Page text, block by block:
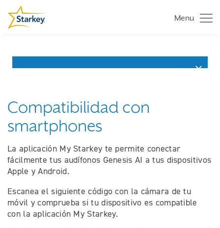
Menu
Compatibilidad con
smartphones
La aplicación My Starkey te permite conectar
fácilmente tus audífonos Genesis AI a tus dispositivos
Apple y Android.
Escanea el siguiente código con la cámara de tu
móvil y comprueba si tu dispositivo es compatible
con la aplicación My Starkey.